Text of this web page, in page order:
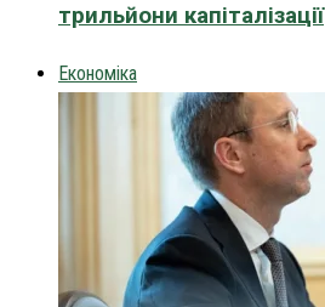
трильйони капіталізації
Економіка